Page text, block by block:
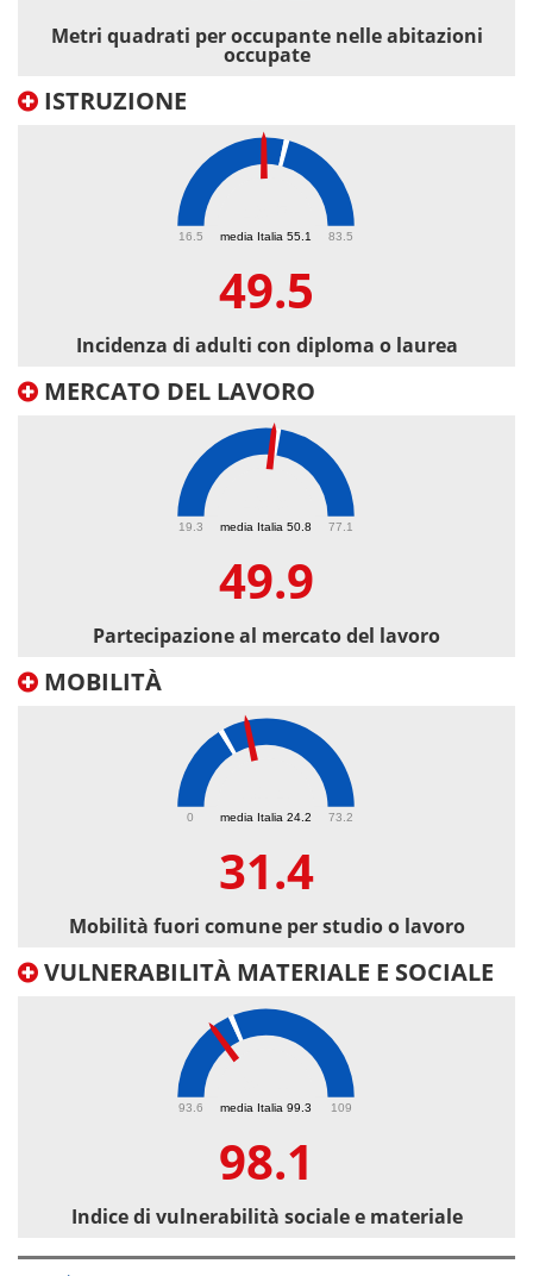
Metri quadrati per occupante nelle abitazioni
occupate
ISTRUZIONE
media Italia 55.1
16.5 83.5
49.5
Incidenza di adulti con diploma o laurea
MERCATO DEL LAVORO
media Italia 50.8
19.3 77.1
49.9
Partecipazione al mercato del lavoro
MOBILITÀ
media Italia 24.2
0 73.2
31.4
Mobilità fuori comune per studio o lavoro
VULNERABILITÀ MATERIALE E SOCIALE
media Italia 99.3
93.6 109
98.1
Indice di vulnerabilità sociale e materiale